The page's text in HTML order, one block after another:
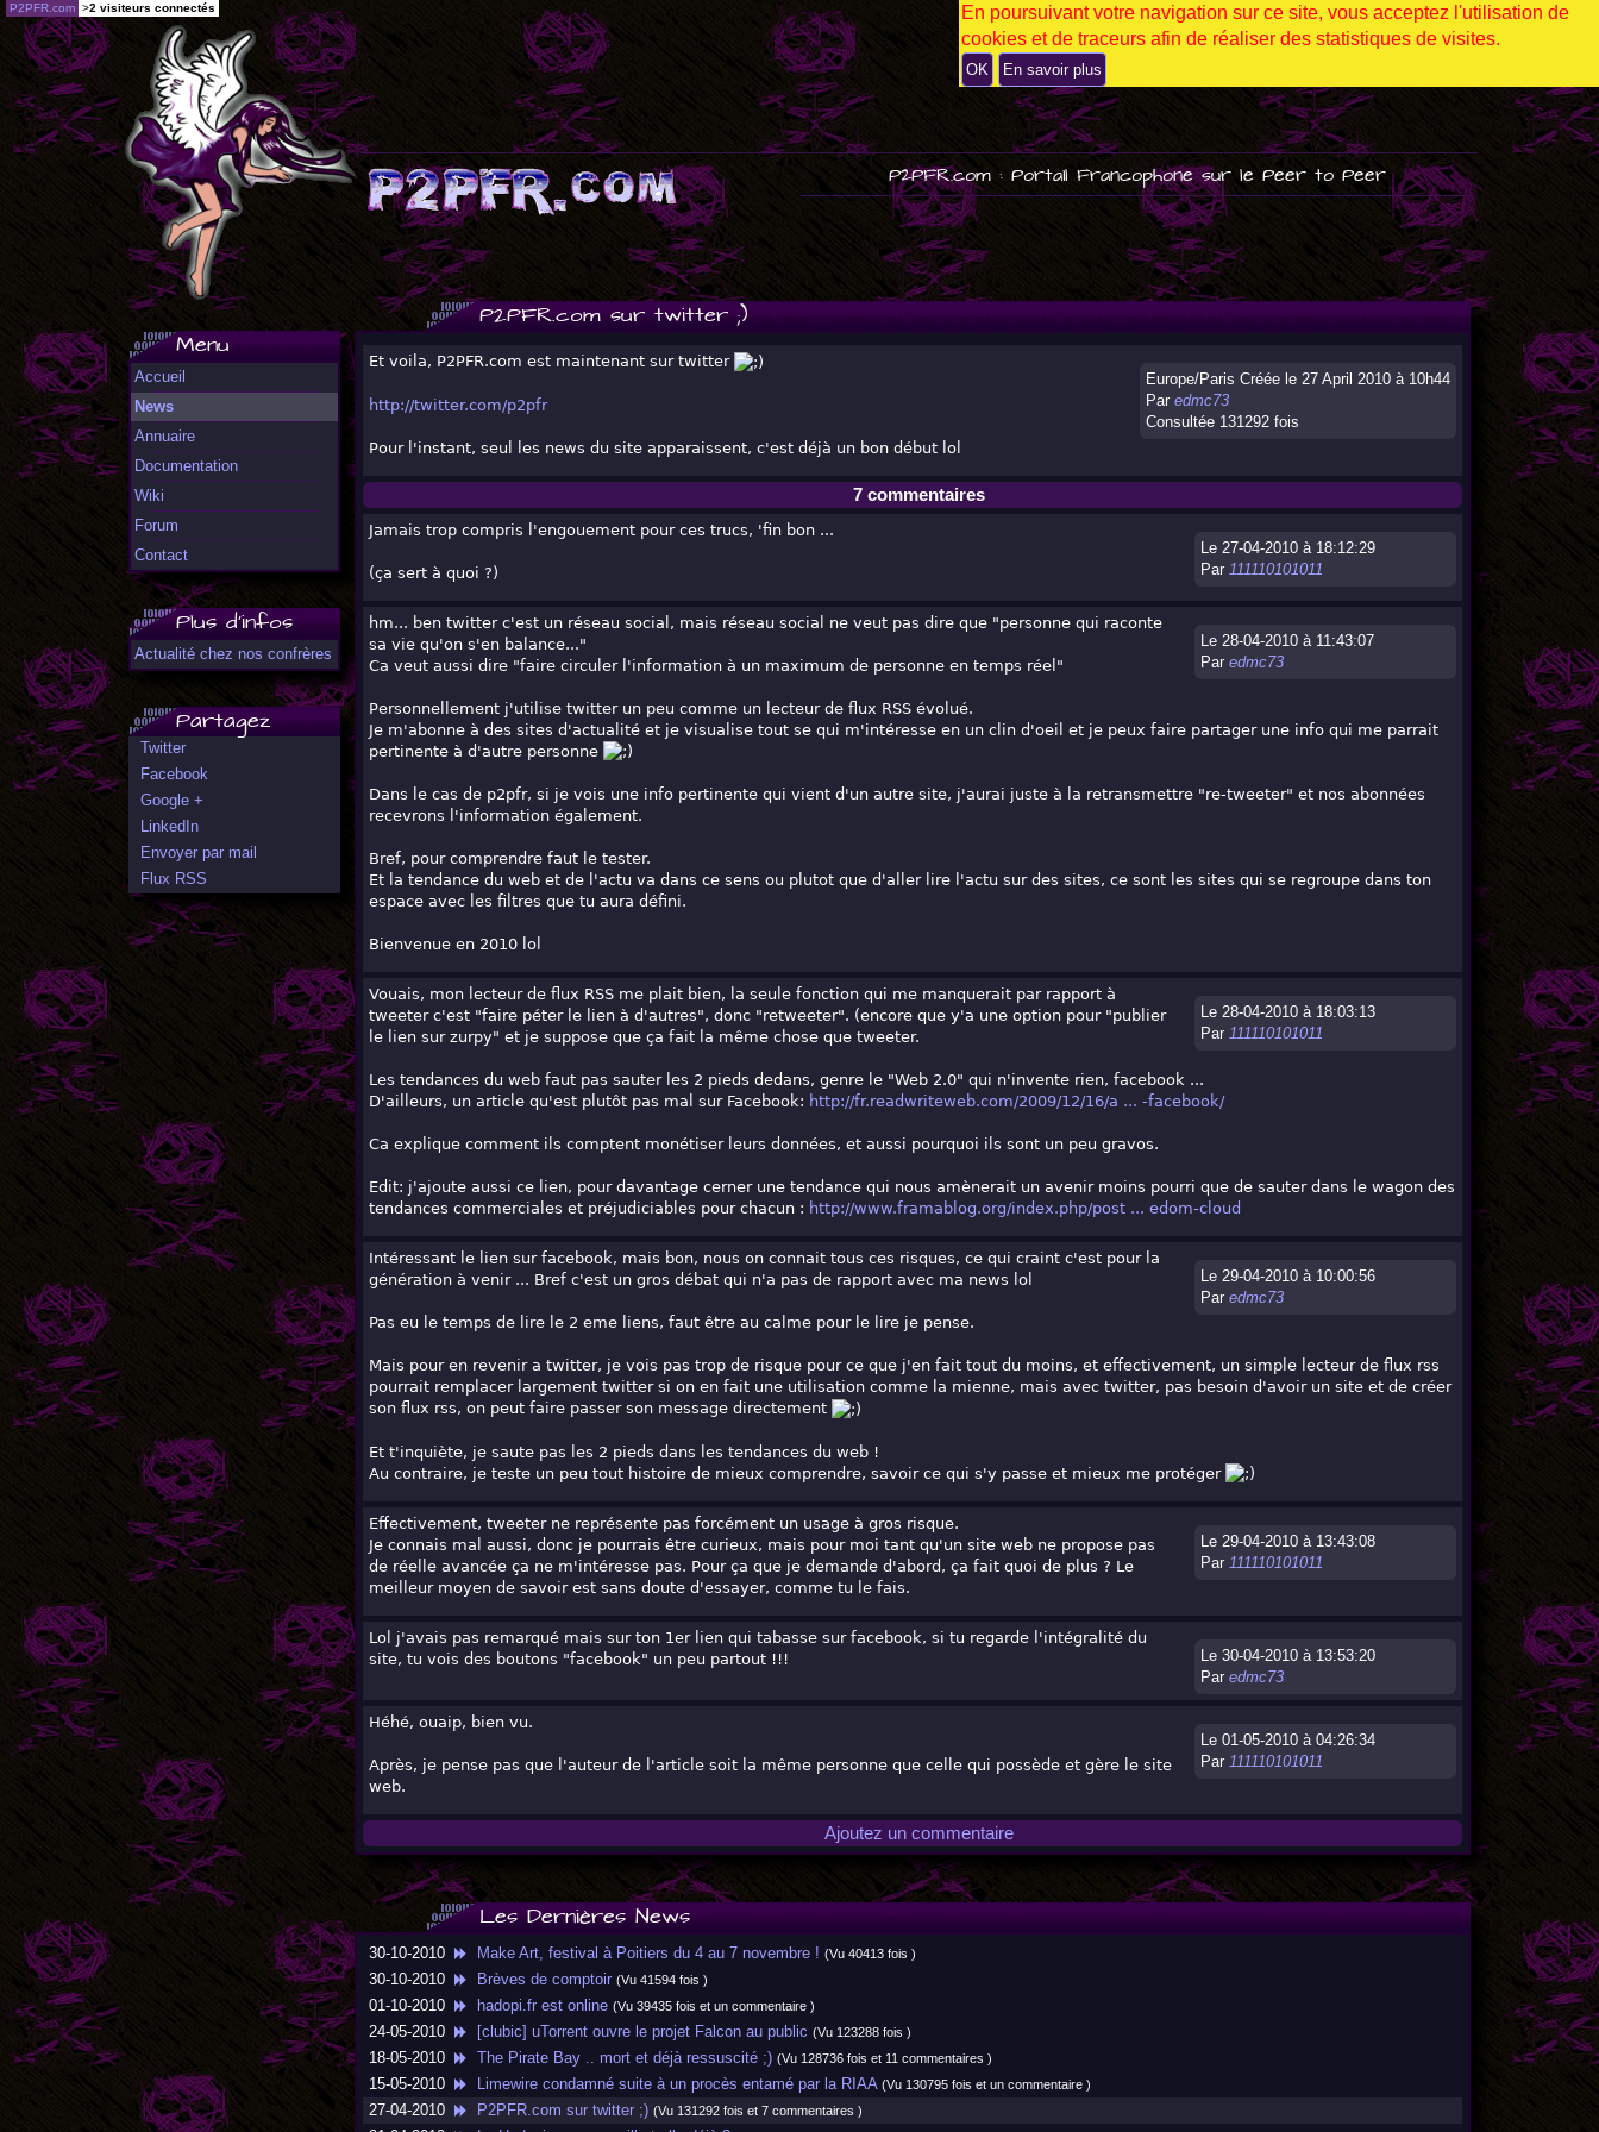
P
U
B
P2PFR.com : Portail Francophone sur le Peer to Peer
Menu
Accueil
News
Annuaire
Documentation
Wiki
Forum
Contact
Plus d'infos
Actualité chez nos confrères
Partagez
Twitter
Facebook
Google +
LinkedIn
Envoyer par mail
Flux RSS
P2PFR.com sur twitter ;)
Europe/Paris Créée le 27 April 2010 à 10h44
Par edmc73
Consultée 131292 fois
Et voila, P2PFR.com est maintenant sur twitter
http://twitter.com/p2pfr
Pour l'instant, seul les news du site apparaissent, c'est déjà un bon début lol
7 commentaires
Le 27-04-2010 à 18:12:29
Par 111110101011
Jamais trop compris l'engouement pour ces trucs, 'fin bon ...
(ça sert à quoi ?)
Le 28-04-2010 à 11:43:07
Par edmc73
hm... ben twitter c'est un réseau social, mais réseau social ne veut pas dire que "personne qui raconte
sa vie qu'on s'en balance..."
Ca veut aussi dire "faire circuler l'information à un maximum de personne en temps réel"
Personnellement j'utilise twitter un peu comme un lecteur de flux RSS évolué.
Je m'abonne à des sites d'actualité et je visualise tout se qui m'intéresse en un clin d'oeil et je peux faire partager une info qui me parrait
pertinente à d'autre personne
Dans le cas de p2pfr, si je vois une info pertinente qui vient d'un autre site, j'aurai juste à la retransmettre "re-tweeter" et nos abonnées
recevrons l'information également.
Bref, pour comprendre faut le tester.
Et la tendance du web et de l'actu va dans ce sens ou plutot que d'aller lire l'actu sur des sites, ce sont les sites qui se regroupe dans ton
espace avec les filtres que tu aura défini.
Bienvenue en 2010 lol
Le 28-04-2010 à 18:03:13
Par 111110101011
Vouais, mon lecteur de flux RSS me plait bien, la seule fonction qui me manquerait par rapport à
tweeter c'est "faire péter le lien à d'autres", donc "retweeter". (encore que y'a une option pour "publier
le lien sur zurpy" et je suppose que ça fait la même chose que tweeter.
Les tendances du web faut pas sauter les 2 pieds dedans, genre le "Web 2.0" qui n'invente rien, facebook ...
D'ailleurs, un article qu'est plutôt pas mal sur Facebook: http://fr.readwriteweb.com/2009/12/16/a ... -facebook/
Ca explique comment ils comptent monétiser leurs données, et aussi pourquoi ils sont un peu gravos.
Edit: j'ajoute aussi ce lien, pour davantage cerner une tendance qui nous amènerait un avenir moins pourri que de sauter dans le wagon des
tendances commerciales et préjudiciables pour chacun : http://www.framablog.org/index.php/post ... edom-cloud
Le 29-04-2010 à 10:00:56
Par edmc73
Intéressant le lien sur facebook, mais bon, nous on connait tous ces risques, ce qui craint c'est pour la
génération à venir ... Bref c'est un gros débat qui n'a pas de rapport avec ma news lol
Pas eu le temps de lire le 2 eme liens, faut être au calme pour le lire je pense.
Mais pour en revenir a twitter, je vois pas trop de risque pour ce que j'en fait tout du moins, et effectivement, un simple lecteur de flux rss
pourrait remplacer largement twitter si on en fait une utilisation comme la mienne, mais avec twitter, pas besoin d'avoir un site et de créer
son flux rss, on peut faire passer son message directement
Et t'inquiète, je saute pas les 2 pieds dans les tendances du web !
Au contraire, je teste un peu tout histoire de mieux comprendre, savoir ce qui s'y passe et mieux me protéger
Le 29-04-2010 à 13:43:08
Par 111110101011
Effectivement, tweeter ne représente pas forcément un usage à gros risque.
Je connais mal aussi, donc je pourrais être curieux, mais pour moi tant qu'un site web ne propose pas
de réelle avancée ça ne m'intéresse pas. Pour ça que je demande d'abord, ça fait quoi de plus ? Le
meilleur moyen de savoir est sans doute d'essayer, comme tu le fais.
Le 30-04-2010 à 13:53:20
Par edmc73
Lol j'avais pas remarqué mais sur ton 1er lien qui tabasse sur facebook, si tu regarde l'intégralité du
site, tu vois des boutons "facebook" un peu partout !!!
Le 01-05-2010 à 04:26:34
Par 111110101011
Héhé, ouaip, bien vu.
Après, je pense pas que l'auteur de l'article soit la même personne que celle qui possède et gère le site
web.
Ajoutez un commentaire
Les Dernières News
30-10-2010 Make Art, festival à Poitiers du 4 au 7 novembre ! (Vu 40413 fois )
30-10-2010 Brèves de comptoir (Vu 41594 fois )
01-10-2010 hadopi.fr est online (Vu 39435 fois et un commentaire )
24-05-2010 [clubic] uTorrent ouvre le projet Falcon au public (Vu 123288 fois )
18-05-2010 The Pirate Bay .. mort et déjà ressuscité ;) (Vu 128736 fois et 11 commentaires )
15-05-2010 Limewire condamné suite à un procès entamé par la RIAA (Vu 130795 fois et un commentaire )
27-04-2010 P2PFR.com sur twitter ;) (Vu 131292 fois et 7 commentaires )
P2PFR.com >2 visiteurs connectés
En poursuivant votre navigation sur ce site, vous acceptez l'utilisation de
cookies et de traceurs afin de réaliser des statistiques de visites.
OK En savoir plus